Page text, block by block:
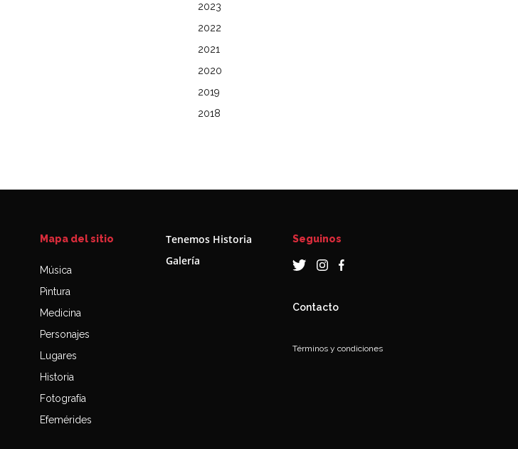
2023
2022
2021
2020
2019
2018
Mapa del sitio
Música
Pintura
Medicina
Personajes
Lugares
Historia
Fotografía
Efemérides
Tenemos Historia
Galería
Seguinos
Contacto
Términos y condiciones